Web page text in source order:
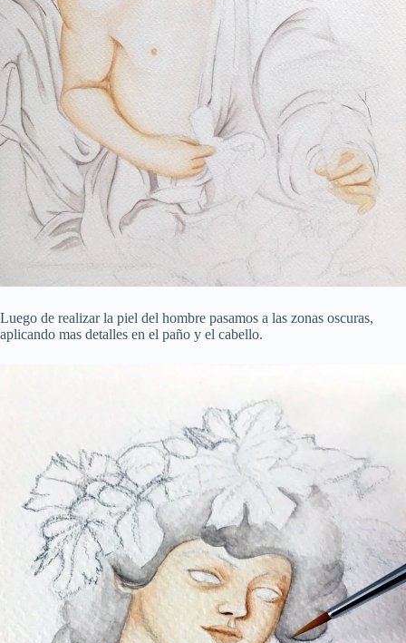
Luego de realizar la piel del hombre pasamos a las zonas oscuras,
aplicando mas detalles en el paño y el cabello.